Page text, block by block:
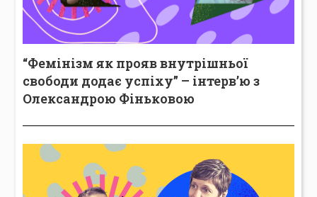
“Фемінізм як прояв внутрішньої
свободи додає успіху” – інтерв’ю з
Олександрою Фіньковою